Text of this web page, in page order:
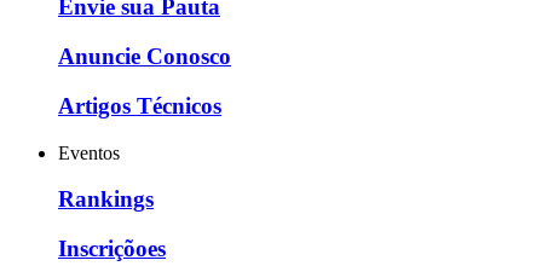
Envie sua Pauta
Anuncie Conosco
Artigos Técnicos
Eventos
Rankings
Inscriçõoes